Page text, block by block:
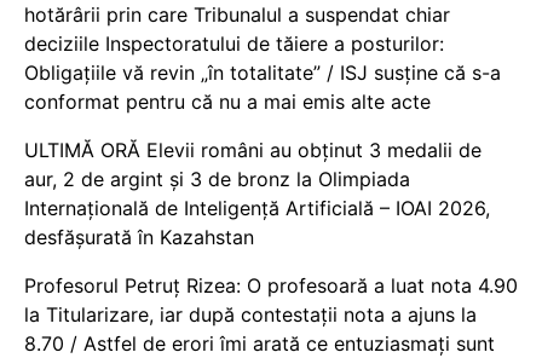
hotărârii prin care Tribunalul a suspendat chiar
deciziile Inspectoratului de tăiere a posturilor:
Obligațiile vă revin „în totalitate” / ISJ susține că s-a
conformat pentru că nu a mai emis alte acte
ULTIMĂ ORĂ Elevii români au obținut 3 medalii de
aur, 2 de argint și 3 de bronz la Olimpiada
Internațională de Inteligență Artificială – IOAI 2026,
desfășurată în Kazahstan
Profesorul Petruț Rizea: O profesoară a luat nota 4.90
la Titularizare, iar după contestații nota a ajuns la
8.70 / Astfel de erori îmi arată ce entuziasmați sunt